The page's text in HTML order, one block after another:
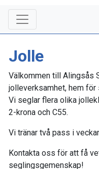
Jolle
Välkommen till Alingsås
jolleverksamhet, hem
Vi seglar flera olika
2-krona och C55.
Vi tränar två pass i
Kontakta oss för att få
seglingsgemenskap!